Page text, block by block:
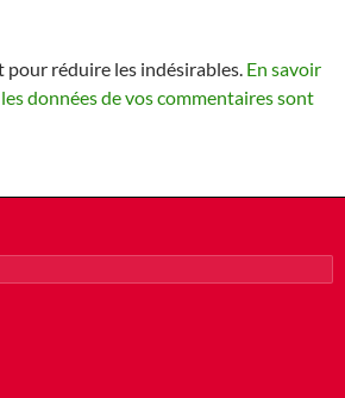
réduire les indésirables. En savoir
données de vos commentaires sont